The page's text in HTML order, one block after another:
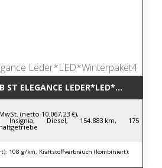
ST ELEGANCE
(netto 10.067,23 €),
Insignia, Diesel, 154.883 km, 175
108 g/km, Kraftstoffverbrauch (kombiniert):